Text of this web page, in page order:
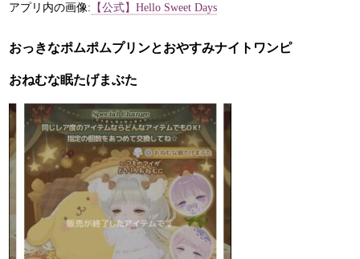
アプリ内の画像: 【公式】Hello Sweet Days
おっきなポムポムプリンとおやすみナイトワンピ
おねむな眠たげまぶた